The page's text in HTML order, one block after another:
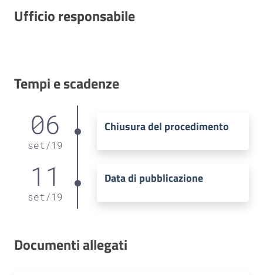
Ufficio responsabile
Tempi e scadenze
06
set /19
Chiusura del procedimento
11
set /19
Data di pubblicazione
Documenti allegati